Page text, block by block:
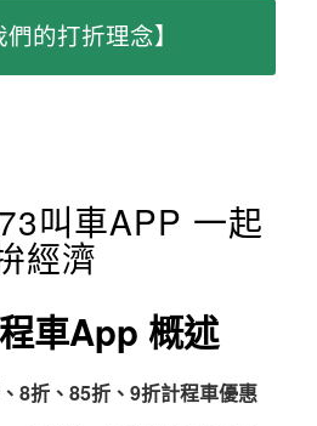
的打折理念】
叫車APP 一起
經濟
車App 概述
8折、85折、9折計程車優惠